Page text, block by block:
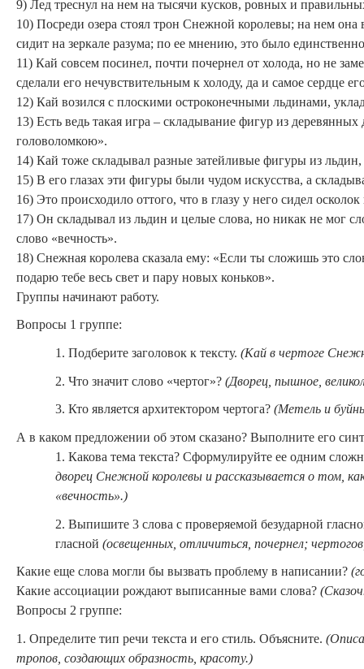
9) Лед треснул на нем на тысячи кусков, ровных и
10) Посреди озера стоял трон Снежной королевы; на нем она
сидит на зеркале разума; по ее мнению, это было
11) Кай совсем посинел, почти почернел от холода, но не
сделали его нечувствительным к холоду, да и самое сердце
12) Кай возился с плоскими остроконечными льдинами,
13) Есть ведь такая игра – складывание фигур из
головоломкою».
14) Кай тоже складывал разные затейливые фигуры из
15) В его глазах эти фигуры были чудом искусства, а
16) Это происходило оттого, что в глазу у него сидел
17) Он складывал из льдин и целые слова, но никак не мог
слово «вечность».
18) Снежная королева сказала ему: «Если ты сложишь это
подарю тебе весь свет и пару новых коньков».
Группы начинают работу.
Вопросы 1 группе:
1. Подберите заголовок к тексту. (Кай в чертоге
2. Что значит слово «чертог»? (Дворец, пышное,
3. Кто является архитектором чертога? (Метель и
А в каком предложении об этом сказано? Выполните его
1. Какова тема текста? Сформулируйте ее одним
дворец Снежной королевы и рассказывается о том,
«вечность».)
2. Выпишите 3 слова с проверяемой безударной
гласной (освещенных, отличиться, почернел;
Какие еще слова могли бы вызвать проблему в написании?
Какие ассоциации рождают выписанные вами слова?
Вопросы 2 группе:
1. Определите тип речи текста и его стиль. Объясните.
тропов, создающих образность, красоту.)